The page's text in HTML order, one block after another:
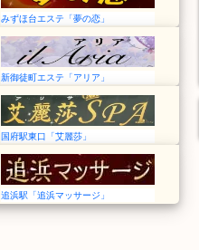
みずほ台エステ「夢の恋」
新御徒町エステ「アリア」
国府駅東口「艾麗莎」
追浜駅「追浜マッサージ」